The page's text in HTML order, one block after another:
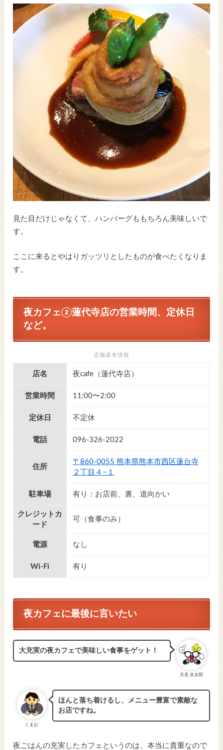
見た目だけじゃなくて、ハンバーグももちろん美味しいで
す。
ここに来るとやはりガッツリとしたものが食べたくなりま
す。
夜カフェ②蓮代寺店の営業時間、定休日
など。
店舗基本情報
店名 夜cafe（蓮代寺店）
営業時間 11:00〜2:00
定休日 不定休
電話 096-326-2022
住所
〒860-0055 熊本県熊本市西区蓮台寺
２丁目４−１
駐車場 有り：お店前、裏、道向かい
クレジットカ
ード
可（食事のみ）
電源 なし
Wi-Fi 有り
夜カフェに最後に言いたい
月見 水太郎
大充実の夜カフェで美味しい食事をゲット！
くまお
ほんと落ち着けるし、メニュー豊富で素敵な
お店ですね。
夜ごはんの充実したカフェというのは、本当に貴重なので